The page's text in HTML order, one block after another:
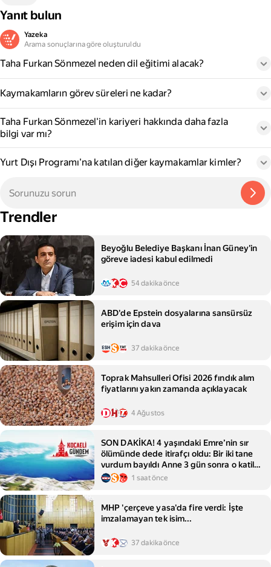
Yanıt bulun
Yazeka
Arama sonuçlarına göre oluşturuldu
Taha Furkan Sönmezel neden dil eğitimi alacak?
Kaymakamların görev süreleri ne kadar?
Taha Furkan Sönmezel'in kariyeri hakkında daha fazla
bilgi var mı?
Yurt Dışı Programı'na katılan diğer kaymakamlar kimler?
Trendler
Beyoğlu Belediye Başkanı İnan Güney'in
göreve iadesi kabul edilmedi
54 dakika önce
ABD'de Epstein dosyalarına sansürsüz
erişim için dava
37 dakika önce
Toprak Mahsulleri Ofisi 2026 fındık alım
fiyatlarını yakın zamanda açıklayacak
4 Ağustos
SON DAKİKA! 4 yaşındaki Emre’nin sır
ölümünde dede itirafçı oldu: Bir iki tane
vurdum bayıldı Anne 3 gün sonra o katil
ile evlenmiş...
1 saat önce
MHP 'çerçeve yasa'da fire verdi: İşte
imzalamayan tek isim...
37 dakika önce